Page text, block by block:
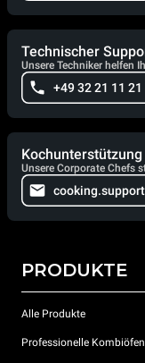
Technischer
Unsere Techniker helfen
+49 32 21 11 21
Kochunterstützung
Unsere Corporate Chefs
PRODUKTE
Alle Produkte
Professionelle Kombiöfen